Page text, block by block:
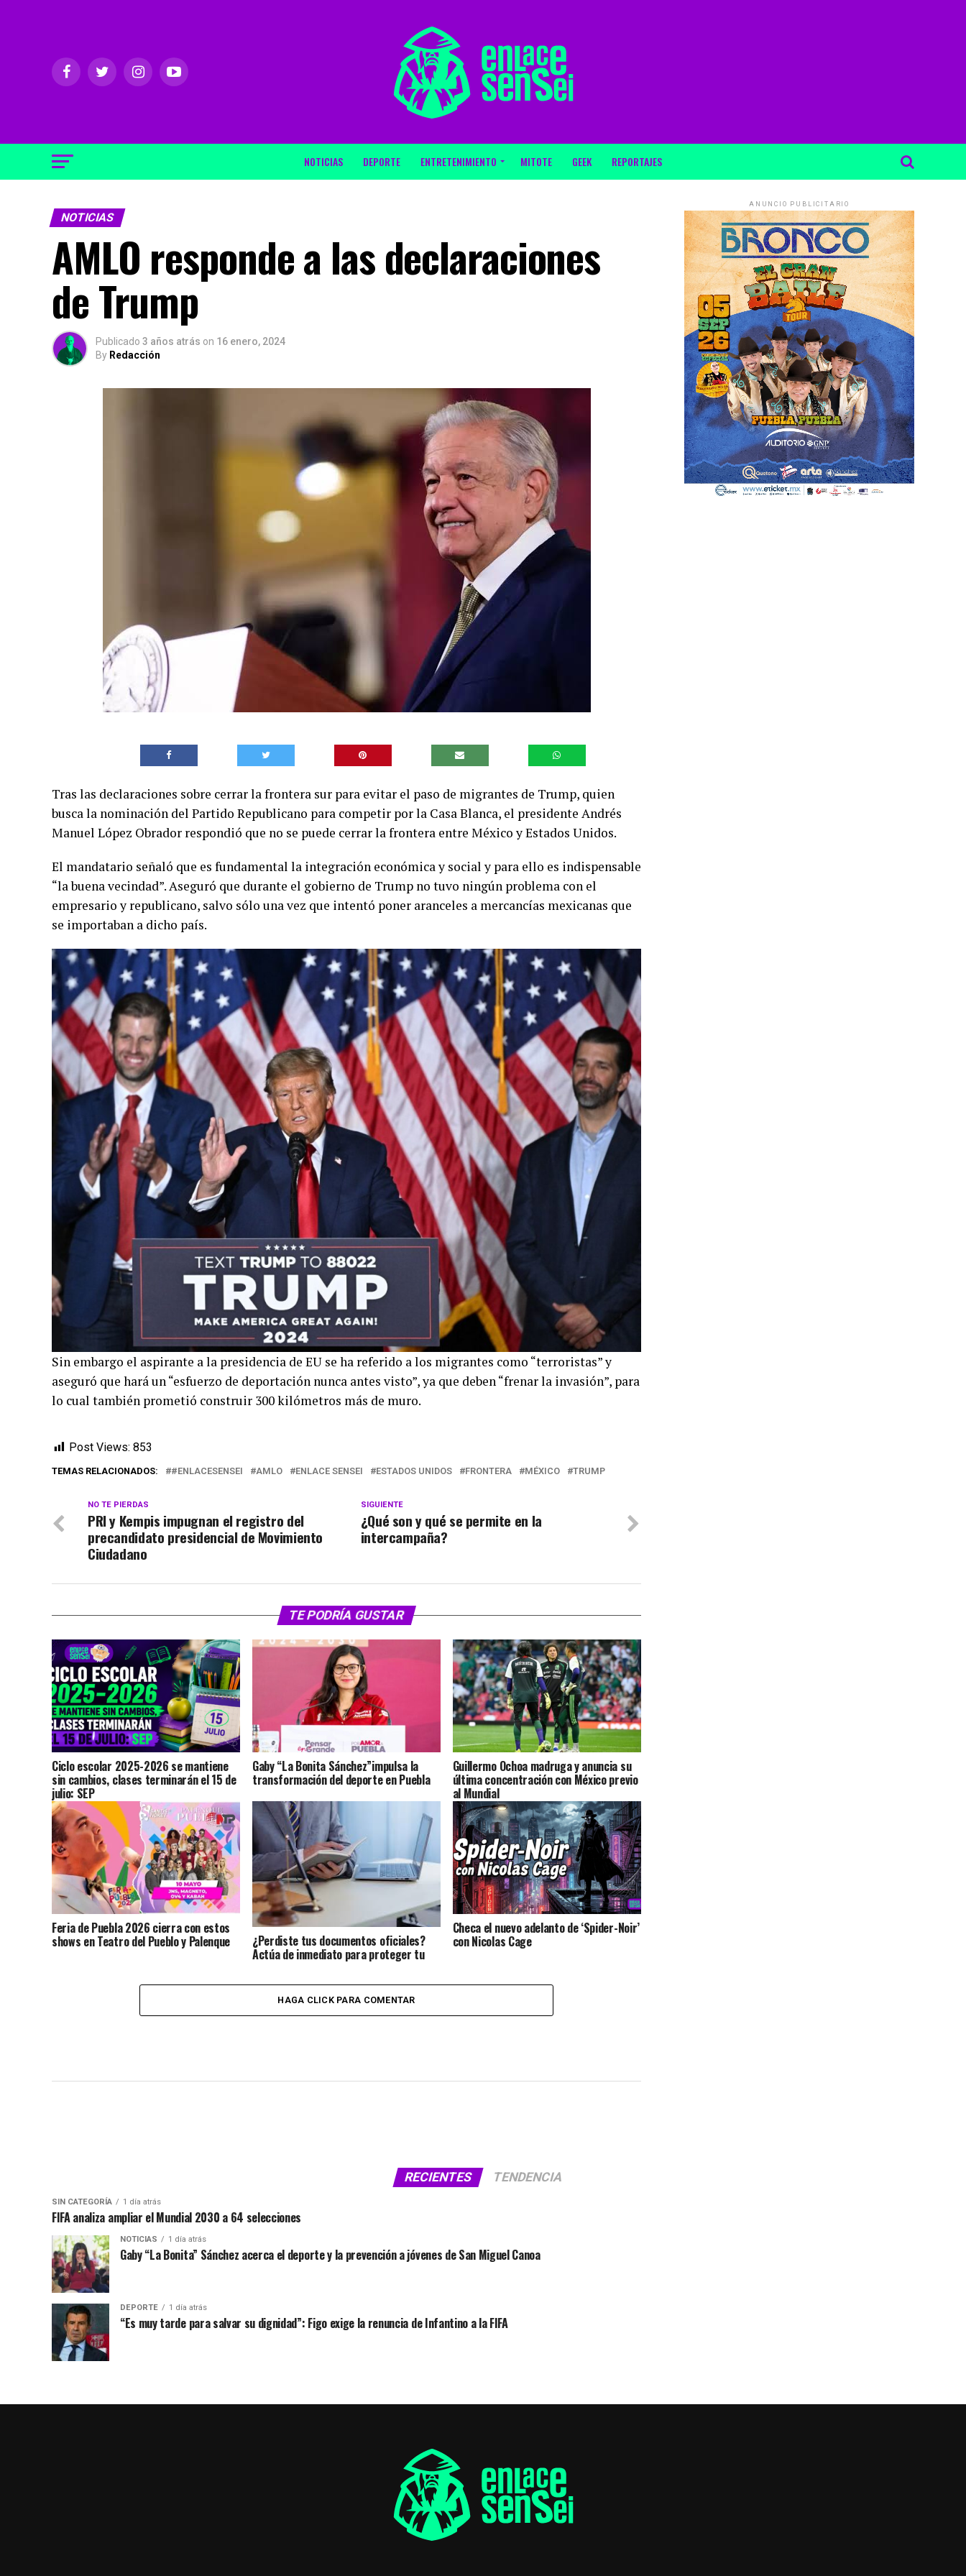
NOTICIAS DEPORTE ENTRETENIMIENTO MITOTE GEEK REPORTAJES
NOTICIAS
AMLO responde a las declaraciones
de Trump
Publicado 3 años atrás on 16 enero, 2024
By Redacción
Tras las declaraciones sobre cerrar la frontera sur para evitar el paso de migrantes de Trump, quien
busca la nominación del Partido Republicano para competir por la Casa Blanca, el presidente Andrés
Manuel López Obrador respondió que no se puede cerrar la frontera entre México y Estados Unidos.
El mandatario señaló que es fundamental la integración económica y social y para ello es indispensable
“la buena vecindad”. Aseguró que durante el gobierno de Trump no tuvo ningún problema con el
empresario y republicano, salvo sólo una vez que intentó poner aranceles a mercancías mexicanas que
se importaban a dicho país.
Sin embargo el aspirante a la presidencia de EU se ha referido a los migrantes como “terroristas” y
aseguró que hará un “esfuerzo de deportación nunca antes visto”, ya que deben “frenar la invasión”, para
lo cual también prometió construir 300 kilómetros más de muro.
Post Views: 853
TEMAS RELACIONADOS: #ENLACESENSEI AMLO ENLACE SENSEI ESTADOS UNIDOS FRONTERA MÉXICO TRUMP
SIGUIENTE
¿Qué son y qué se permite en la
intercampaña?
NO TE PIERDAS
PRI y Kempis impugnan el registro del
precandidato presidencial de Movimiento
Ciudadano
TE PODRÍA GUSTAR
Ciclo escolar 2025-2026 se mantiene
sin cambios, clases terminarán el 15 de
julio: SEP
Gaby “La Bonita Sánchez”impulsa la
transformación del deporte en Puebla
Guillermo Ochoa madruga y anuncia su
última concentración con México previo
al Mundial
Feria de Puebla 2026 cierra con estos
shows en Teatro del Pueblo y Palenque ¿Perdiste tus documentos oficiales?
Actúa de inmediato para proteger tu
Checa el nuevo adelanto de ‘Spider-Noir’
con Nicolas Cage
HAGA CLICK PARA COMENTAR
ANUNCIO PUBLICITARIO
RECIENTES TENDENCIA
SIN CATEGORÍA 1 día atrás
FIFA analiza ampliar el Mundial 2030 a 64 selecciones
NOTICIAS 1 día atrás
Gaby “La Bonita” Sánchez acerca el deporte y la prevención a jóvenes de San Miguel Canoa
DEPORTE 1 día atrás
“Es muy tarde para salvar su dignidad”: Figo exige la renuncia de Infantino a la FIFA